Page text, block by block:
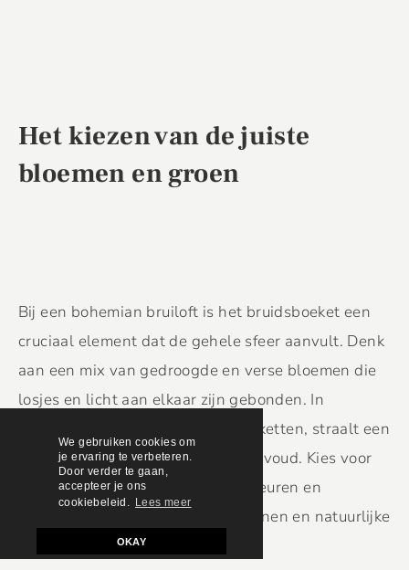
We gebruiken cookies om
je ervaring te verbeteren.
Door verder te gaan,
accepteer je ons
cookiebeleid. Lees meer
OKAY
Het kiezen van de juiste
bloemen en groen
Bij een bohemian bruiloft is het bruidsboeket een
cruciaal element dat de gehele sfeer aanvult. Denk
aan een mix van gedroogde en verse bloemen die
losjes en licht aan elkaar zijn gebonden. In
tegenstelling tot traditionele boeketten, straalt een
boho bruidsboeket juist in zijn eenvoud. Kies voor
bloemen en bladeren in zachte kleuren en
natuurlijke tinten om een ontspannen en natuurlijke
uitstraling te creëren.